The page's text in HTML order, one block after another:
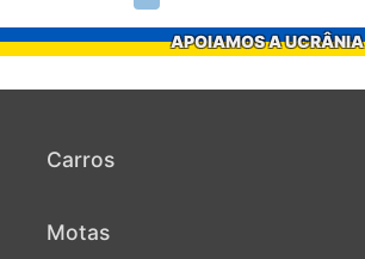
APOIAMOS A UCRÂNIA
Carros
Motas